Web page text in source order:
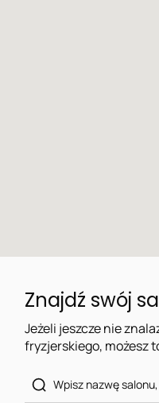
Znajdź swój
Jeżeli jeszcze nie
fryzjerskiego, możesz